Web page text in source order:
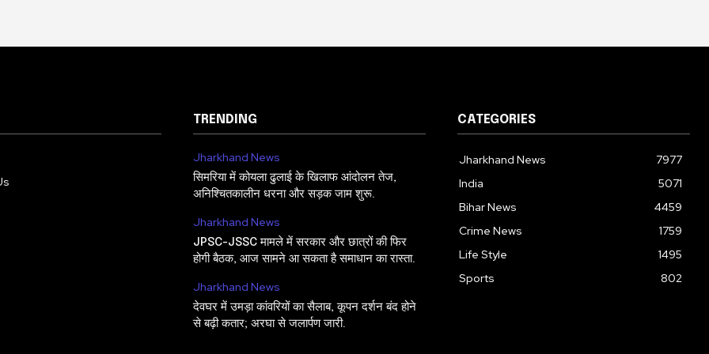
TRENDING
Jharkhand News
सिमरिया में कोयला ढुलाई के खिलाफ आंदोलन तेज,
अनिश्चितकालीन धरना और सड़क जाम शुरू.
Jharkhand News
JPSC-JSSC मामले में सरकार और छात्रों की फिर
होगी बैठक, आज सामने आ सकता है समाधान का रास्ता.
Jharkhand News
देवघर में उमड़ा कांवरियों का सैलाब, कूपन दर्शन बंद होने
से बढ़ी कतार; अरघा से जलार्पण जारी.
CATEGORIES
Jharkhand News
7977
India
5071
Bihar News
4459
Crime News
1759
Life Style
1495
Sports
802